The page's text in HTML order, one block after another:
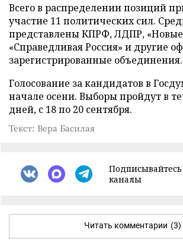
Всего в распределении позиций
участие 11 политических сил.
представлены КПРФ, ЛДПР,
«Справедливая Россия» и другие
зарегистрированные объединения.
Голосование за кандидатов в
начале осени. Выборы пройдут в
дней, с 18 по 20 сентября.
Текст: Вера Басилая
каналы
Читать комментарии (3)